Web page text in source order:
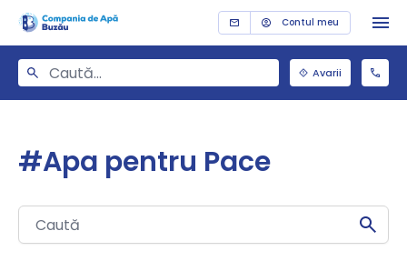
Contul meu
Avarii
#Apa pentru Pace